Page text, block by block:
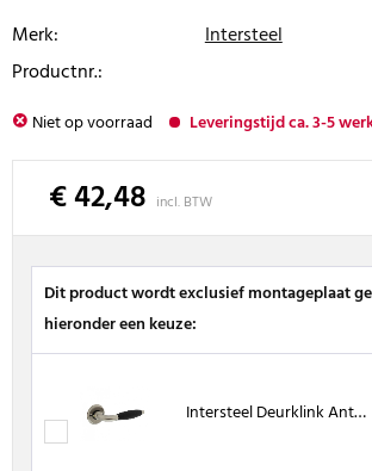
Merk:
Intersteel
Productnr.:
Niet op voorraad Leveringstijd ca. 3-5
€ 42,48 incl. BTW
Dit product wordt exclusief montageplaat
hieronder een keuze:
Intersteel Deurklink Antonnet nikkel mat / ebbenhout Ø50x5 mm